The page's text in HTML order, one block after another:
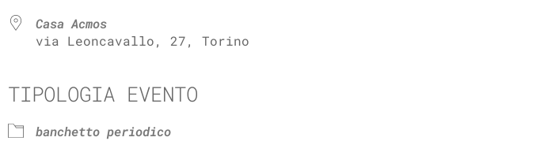
iCalendar
Casa Acmos
via Leoncavallo, 27, Torino
TIPOLOGIA EVENTO
banchetto periodico